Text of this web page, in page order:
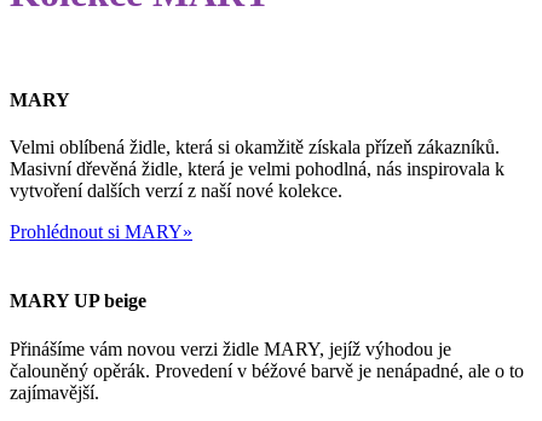
MARY
Velmi oblíbená židle, která si okamžitě získala přízeň zákazníků.
Masivní dřevěná židle, která je velmi pohodlná, nás inspirovala k
vytvoření dalších verzí z naší nové kolekce.
Prohlédnout si MARY»
MARY UP beige
Přinášíme vám novou verzi židle MARY, jejíž výhodou je
čalouněný opěrák. Provedení v béžové barvě je nenápadné, ale o to
zajímavější.